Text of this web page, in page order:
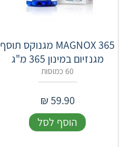
MAGNOX 365 מגנוקס תוסף
מגנזיום במינון 365 מ"ג
60 כמוסות
59.90
₪
הוסף לסל